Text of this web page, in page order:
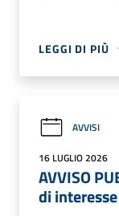
LEGGI DI PIÙ
AVVISI
16 LUGLIO 2026
AVVISO
di